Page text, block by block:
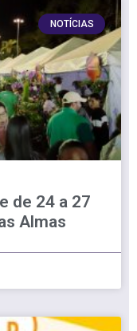
NOTÍCIAS
de 24 a 27
Almas